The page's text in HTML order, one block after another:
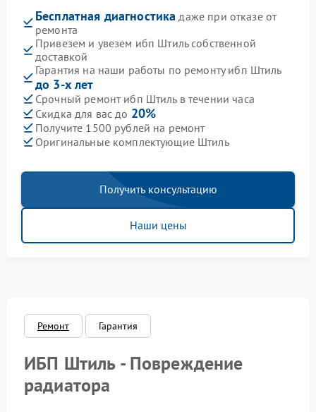
Бесплатная диагностика даже при отказе от
ремонта
Привезем и увезем ибп Штиль собственной
доставкой
Гарантия на наши работы по ремонту ибп Штиль
до 3-х лет
Срочный ремонт ибп Штиль в течении часа
Скидка для вас до 20%
Получите 1500 рублей на ремонт
Оригинальные комплектующие Штиль
Получить консультацию
Наши цены
Ремонт Гарантия
ИБП Штиль - Повреждение
радиатора